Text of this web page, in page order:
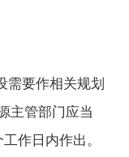
要作相关规划
主管部门应当
作日内作出。